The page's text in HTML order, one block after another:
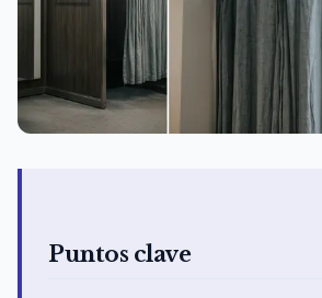
Puntos clave